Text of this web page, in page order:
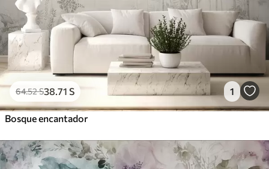
64.52S38 .71 S 1
Bosque encantador